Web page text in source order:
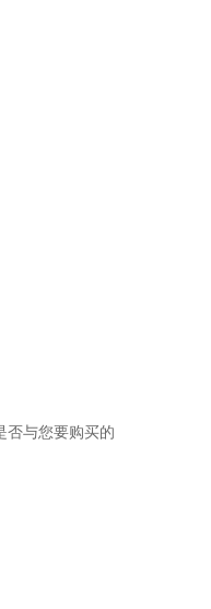
与您要购买的